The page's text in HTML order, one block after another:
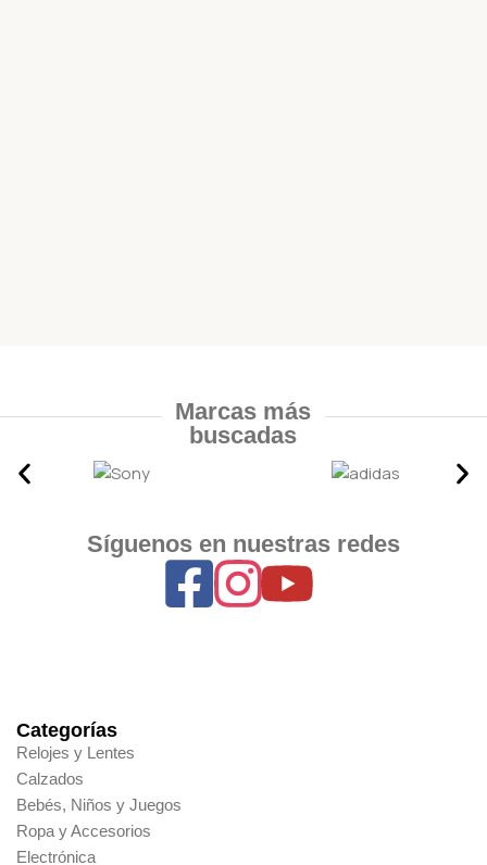
Marcas más
buscadas
Síguenos en nuestras redes
Categorías
Relojes y Lentes
Calzados
Bebés, Niños y Juegos
Ropa y Accesorios
Electrónica